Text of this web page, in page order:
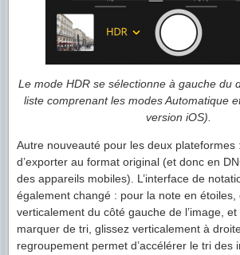
Le mode HDR se sélectionne à gauche du
liste comprenant les modes Automatique
version iOS).
Autre nouveauté pour les deux plateformes
d’exporter au format original (et donc en
des appareils mobiles). L’interface de
également changé : pour la note en étoiles,
verticalement du côté gauche de l’image,
marquer de tri, glissez verticalement à
regroupement permet d’accélérer le tri des